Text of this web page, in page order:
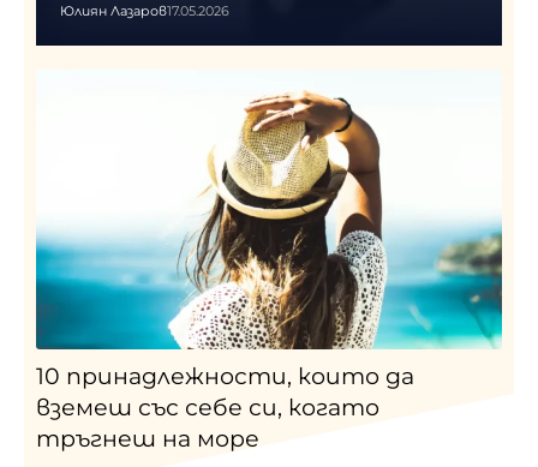
Юлиян Лазаров17.05.2026
10 принадлежности, които да
вземеш със себе си, когато
тръгнеш на море